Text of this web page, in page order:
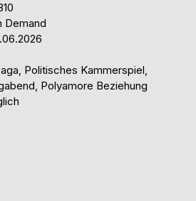
Demand
Politisches Kammerspiel,
Polyamore Beziehung